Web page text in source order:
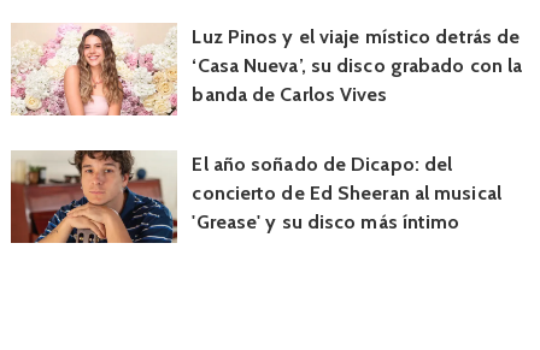
Luz Pinos y el viaje místico detrás de
‘Casa Nueva’, su disco grabado con la
banda de Carlos Vives
El año soñado de Dicapo: del
concierto de Ed Sheeran al musical
'Grease' y su disco más íntimo